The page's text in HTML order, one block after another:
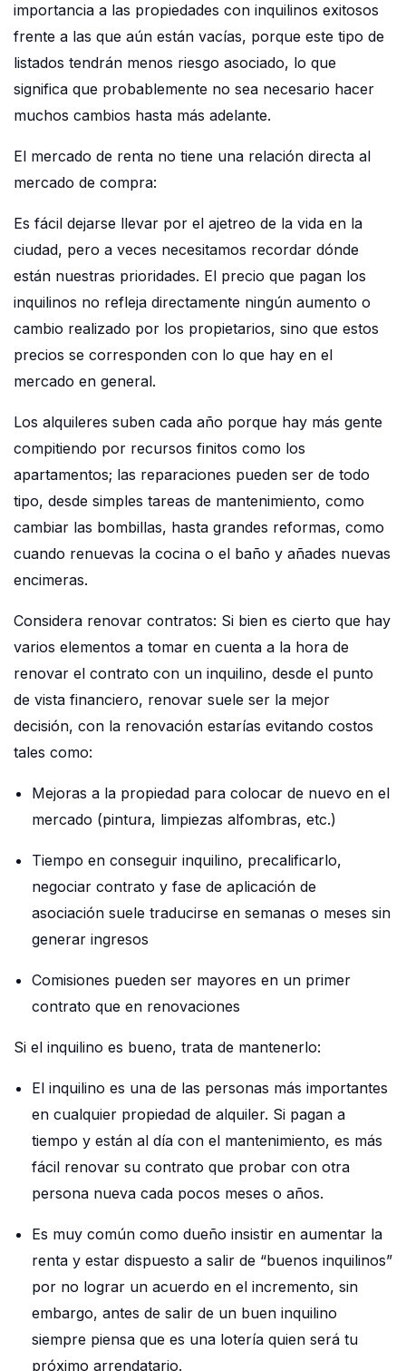
importancia a las propiedades con inquilinos exitosos
frente a las que aún están vacías, porque este tipo de
listados tendrán menos riesgo asociado, lo que
significa que probablemente no sea necesario hacer
muchos cambios hasta más adelante.
El mercado de renta no tiene una relación directa al
mercado de compra:
Es fácil dejarse llevar por el ajetreo de la vida en la
ciudad, pero a veces necesitamos recordar dónde
están nuestras prioridades. El precio que pagan los
inquilinos no refleja directamente ningún aumento o
cambio realizado por los propietarios, sino que estos
precios se corresponden con lo que hay en el
mercado en general.
Los alquileres suben cada año porque hay más gente
compitiendo por recursos finitos como los
apartamentos; las reparaciones pueden ser de todo
tipo, desde simples tareas de mantenimiento, como
cambiar las bombillas, hasta grandes reformas, como
cuando renuevas la cocina o el baño y añades nuevas
encimeras.
Considera renovar contratos: Si bien es cierto que hay
varios elementos a tomar en cuenta a la hora de
renovar el contrato con un inquilino, desde el punto
de vista financiero, renovar suele ser la mejor
decisión, con la renovación estarías evitando costos
tales como:
Mejoras a la propiedad para colocar de nuevo en el
mercado (pintura, limpiezas alfombras, etc.)
Tiempo en conseguir inquilino, precalificarlo,
negociar contrato y fase de aplicación de
asociación suele traducirse en semanas o meses sin
generar ingresos
Comisiones pueden ser mayores en un primer
contrato que en renovaciones
Si el inquilino es bueno, trata de mantenerlo:
El inquilino es una de las personas más importantes
en cualquier propiedad de alquiler. Si pagan a
tiempo y están al día con el mantenimiento, es más
fácil renovar su contrato que probar con otra
persona nueva cada pocos meses o años.
Es muy común como dueño insistir en aumentar la
renta y estar dispuesto a salir de “buenos inquilinos”
por no lograr un acuerdo en el incremento, sin
embargo, antes de salir de un buen inquilino
siempre piensa que es una lotería quien será tu
próximo arrendatario.